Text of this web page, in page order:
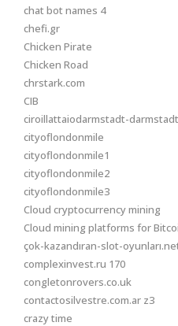
chat bot names 4
chefi.gr
Chicken Pirate
Chicken Road
chrstark.com
CIB
ciroillattaiodarmstadt-
cityoflondonmile
cityoflondonmile1
cityoflondonmile2
cityoflondonmile3
Cloud cryptocurrency mining
Cloud mining platforms for
çok-kazandıran-slot-
complexinvest.ru 170
congletonrovers.co.uk
contactosilvestre.com.ar z3
crazy time